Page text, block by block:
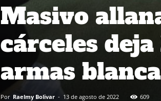
Masivo
cárceles
armas
Por Raelmy Bolivar - 13 de agosto de 2022 609